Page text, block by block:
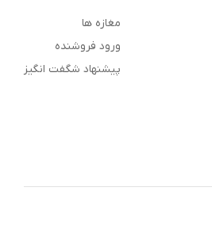
مغازه ها
ورود فروشنده
پیشنهاد شگفت انگیز